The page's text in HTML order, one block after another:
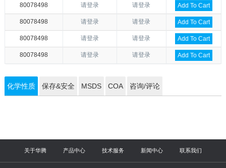
80078498 请登录 请登录 Add To Cart
80078498 请登录 请登录 Add To Cart
80078498 请登录 请登录 Add To Cart
80078498 请登录 请登录 Add To Cart
化学性质 保存&安全 MSDS COA 咨询/评论
关于华腾 产品中心 技术服务 新闻中心 联系我们